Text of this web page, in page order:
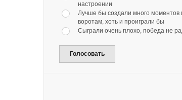
настроении
Лучше бы создали много моментов
воротам, хоть и проиграли бы
Сыграли очень плохо, победа не
Голосовать